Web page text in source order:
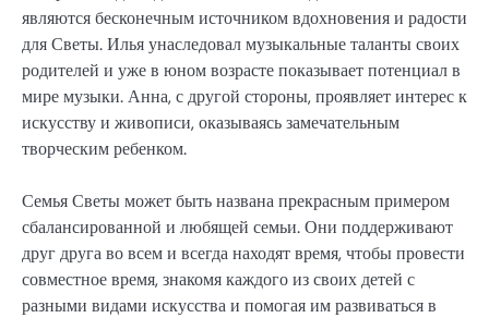
являются бесконечным источником вдохновения и радости
для Светы. Илья унаследовал музыкальные таланты своих
родителей и уже в юном возрасте показывает потенциал в
мире музыки. Анна, с другой стороны, проявляет интерес к
искусству и живописи, оказываясь замечательным
творческим ребенком.
Семья Светы может быть названа прекрасным примером
сбалансированной и любящей семьи. Они поддерживают
друг друга во всем и всегда находят время, чтобы провести
совместное время, знакомя каждого из своих детей с
разными видами искусства и помогая им развиваться в